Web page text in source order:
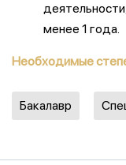
менее 1 года.
Необходимые
Бакалавр